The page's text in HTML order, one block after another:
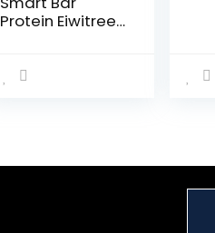
Protein Eiwitreep
eiwit